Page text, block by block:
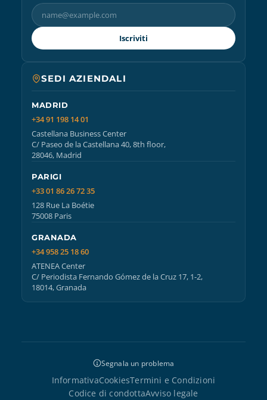
Iscriviti
SEDI AZIENDALI
MADRID
+34 91 198 14 01
Castellana Business Center
C/ Paseo de la Castellana 40, 8th floor,
28046, Madrid
PARIGI
+33 01 86 26 72 35
128 Rue La Boétie
75008 Paris
GRANADA
+34 958 25 18 60
ATENEA Center
C/ Periodista Fernando Gómez de la Cruz 17, 1-2,
18014, Granada
Segnala un problema
InformativaCookiesTermini e Condizioni
Codice di condottaAvviso legale